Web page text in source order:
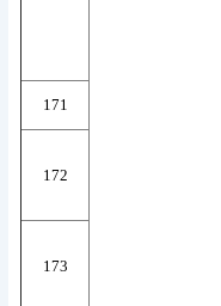
171
172
173